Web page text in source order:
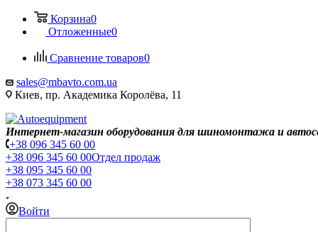
Корзина0
Отложенные0
Сравнение товаров0
sales@mbavto.com.ua
Киев, пр. Академика Королёва, 11
Интернет-магазин оборудования для шиномонтажа и
+38 096 345 60 00
+38 096 345 60 00Отдел продаж
+38 095 345 60 00
+38 073 345 60 00
Войти